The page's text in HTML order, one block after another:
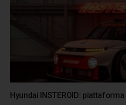
Hyundai INSTEROID: